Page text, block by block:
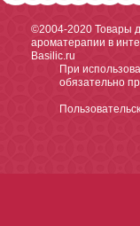
©2004-2020 Товары
ароматерапии в
Basilic.ru
При
обязательно